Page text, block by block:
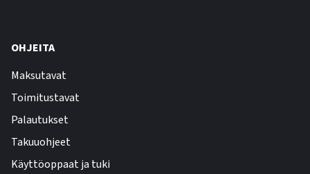
OHJEITA
Maksutavat
Toimitustavat
Palautukset
Takuuohjeet
Käyttöoppaat ja tuki